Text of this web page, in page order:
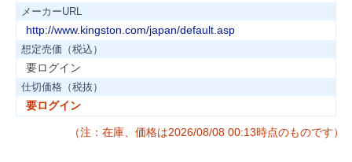
メーカーURL
http://www.kingston.com/japan/default.asp
想定売価（税込）
要ログイン
仕切価格（税抜）
要ログイン
（注：在庫、価格は2026/08/08 00:13時点のものです）